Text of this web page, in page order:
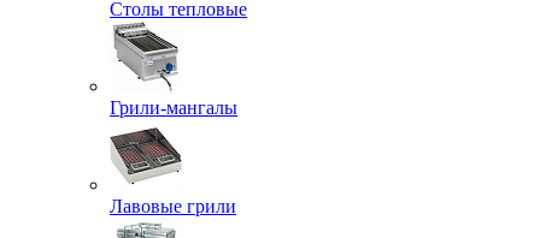
Столы тепловые
Грили-мангалы
Лавовые грили